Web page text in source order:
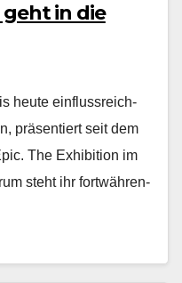
geht in die
heute ein­flussre­ich­
präsen­tiert seit dem
The Exhi­bi­tion im
ste­ht ihr fortwähren­